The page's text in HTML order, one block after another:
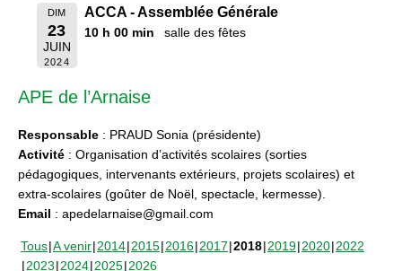
DIM
23
JUIN
2024
ACCA - Assemblée Générale
10 h 00 min salle des fêtes
APE de l’Arnaise
Responsable : PRAUD Sonia (présidente)
Activité : Organisation d’activités scolaires (sorties
pédagogiques, intervenants extérieurs, projets scolaires) et
extra-scolaires (goûter de Noël, spectacle, kermesse).
Email : apedelarnaise@gmail.com
Tous A venir 2014 2015 2016 2017 2018 2019 2020 2022
2023 2024 2025 2026